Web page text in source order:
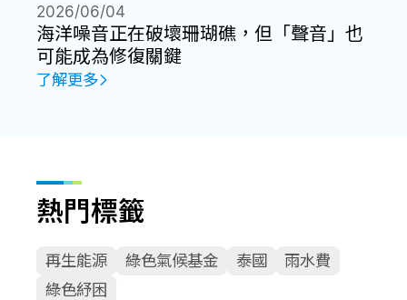
海洋噪音正在破壞珊瑚礁，但「聲音」也
可能成為修復關鍵
2026/06/04
了解更多
熱門標籤
再生能源 綠色氣候基金 泰國
雨水費
綠色紓困